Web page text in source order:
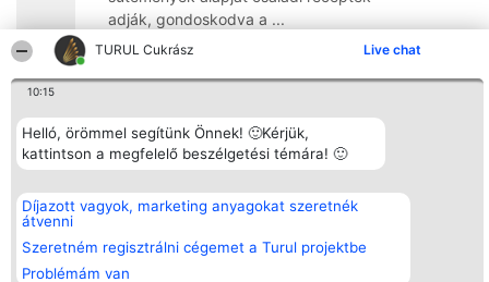
TURUL Cukrász Live chat
10:15
Helló, örömmel segítünk Önnek! 🙂Kérjük,
kattintson a megfelelő beszélgetési témára! 🙂
Díjazott vagyok, marketing anyagokat szeretnék
átvenni
Szeretném regisztrálni cégemet a Turul projektbe
Problémám van
adják, gondoskodva a ...
Rangsorszervező
SC Beautiful Company S.R.L.
Bulevardul Aleea Timișul De
4, Ap. 13
Bukarest 53-238
tel: +363 033 425 71
Népszavazás
Nyertesek
Az összes
listája
Szabályok
Polityka
Elérhetőség